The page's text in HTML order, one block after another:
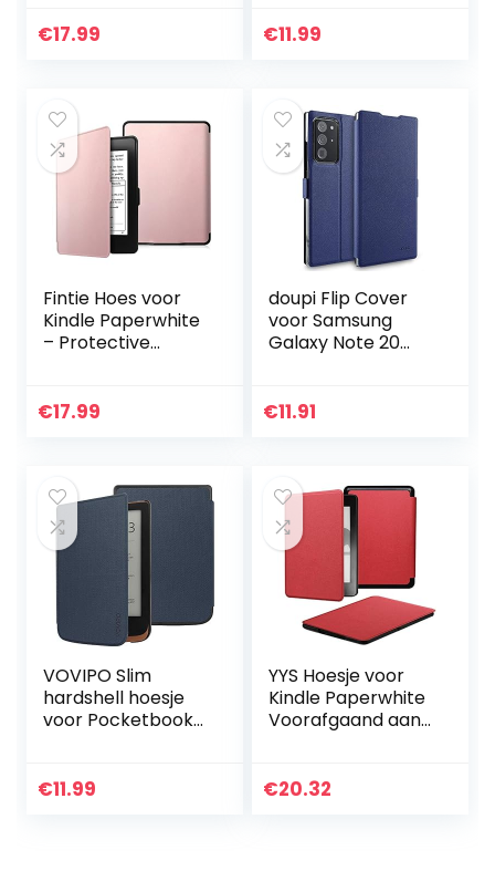
Smart Cover met
abrikoos bloem
€17.99
Beschermend
€11.99
Fintie Hoes voor
Kindle Paperwhite
– Protective
Case voor All
€17.99
doupi Flip Cover
voor Samsung
Galaxy Note 20
Flip Case Book
€11.91
VOVIPO Slim
hardshell hoesje
voor Pocketbook
4/Basic Lux 2 E-
€11.99
YYS Hoesje voor
Kindle Paperwhite
Voorafgaand aan
hoes met Auto
€20.32